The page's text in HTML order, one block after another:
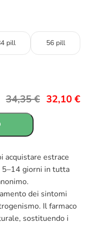
pill 56 pill
34,35€ 32,10€
acquistare estrace
5–14 giorni in tutta
dei sintomi
Il farmaco
sostituendo i